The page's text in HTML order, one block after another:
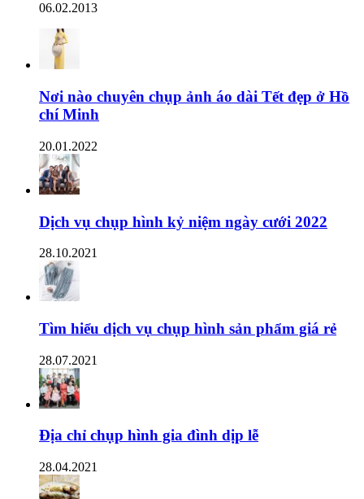
06.02.2013
Nơi nào chuyên chụp ảnh áo dài Tết đẹp ở Hồ
chí Minh
20.01.2022
Dịch vụ chụp hình kỷ niệm ngày cưới 2022
28.10.2021
Tìm hiểu dịch vụ chụp hình sản phẩm giá rẻ
28.07.2021
Địa chỉ chụp hình gia đình dịp lễ
28.04.2021